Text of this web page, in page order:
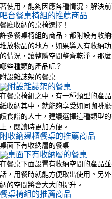
著使用，能夠因應各種情況，解決
吧台餐桌椅組的推薦商品
餐廳收納的桌椅選擇！
許多餐桌椅組的商品，都附設有收
堆放物品的地方，如果導入有收納
的情況，讓整體空間整齊乾淨。那
哪些種類的產品呢？
附設雜誌架的餐桌
在餐桌椅組之中，有一種類型的產
紙收納其中，就能夠享受如同咖啡
讀食譜的人士，建議選擇這種類型
上，閱讀時更加方便。
附收納邊櫃餐桌的推薦商品
桌面下有收納層的餐桌
在餐桌下面設置有收納空間的產品
話，用餐時就能方便取出使用。另
納的空間將會大大的提升。
餐桌椅組的推薦商品